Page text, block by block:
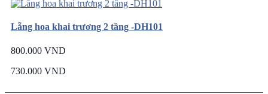
Lẵng hoa khai trương 2 tầng -DH101
800.000 VND
730.000 VND